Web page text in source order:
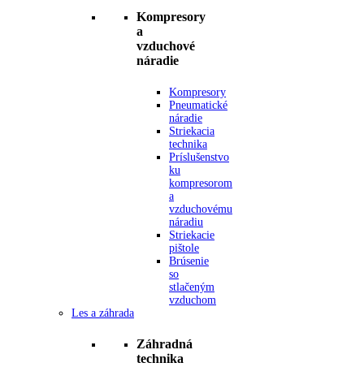
Kompresory
a
vzduchové
náradie
Kompresory
Pneumatické
náradie
Striekacia
technika
Príslušenstvo
ku
kompresorom
a
vzduchovému
náradiu
Striekacie
pištole
Brúsenie
so
stlačeným
vzduchom
Les a záhrada
Záhradná
technika